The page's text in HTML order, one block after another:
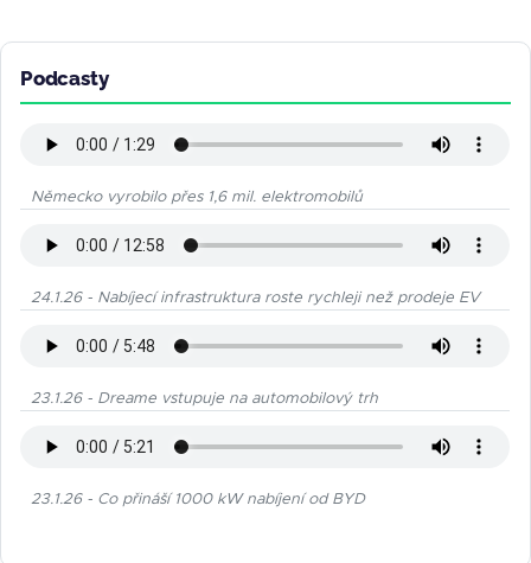
Podcasty
Německo vyrobilo přes 1,6 mil. elektromobilů
24.1.26 - Nabíjecí infrastruktura roste rychleji než prodeje EV
23.1.26 - Dreame vstupuje na automobilový trh
23.1.26 - Co přináší 1000 kW nabíjení od BYD